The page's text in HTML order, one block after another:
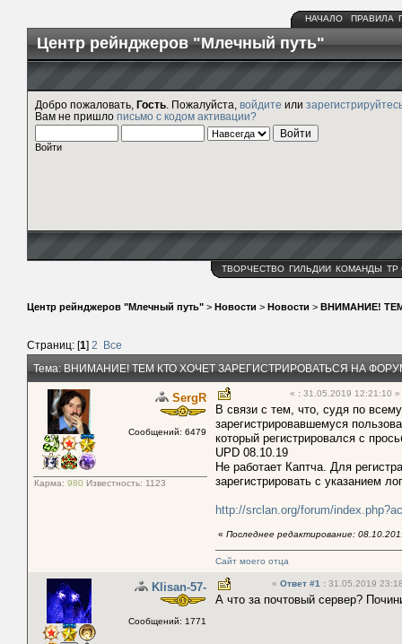
НАЧАЛО ПРАВИЛА
Центр рейнджеров "Млечный путь"
Добро пожаловать, Гость . Пожалуйста, войдите или
Вам не пришло письмо с кодом активации?
Войти
ТВОРЧЕСТВО ГИЛЬДИИ КОМАНДЫ ТР
Центр рейнджеров "Млечный путь" > Новости > Новости > ВНИМАНИЕ!
Страниц: [1] 2
Все
Тема: ВНИМАНИЕ! ТЕМ КТО ХОЧЕТ ЗАРЕГИСТРИРОВАТЬСЯ НА
SergR
Сообщений: 6479
Карма: 980 Известность: 1123
« : 31.05.2019 12:21:10 »
В связи с тем, что, судя по
зарегистрировавшемуся
который регистрировался с
UPD 08.10.19
Не работает Каптча. Для
зарегистрировать с указанием
http://srclan.org/forum/
« Последнее редактирование:
Сайт моего отца
Klisan-57-
Сообщений: 1771
« Ответ #1 : 31.05.2019
А что за почтовый сервер?